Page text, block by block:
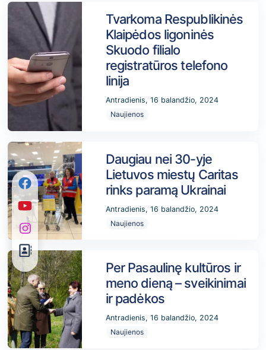
Tvarkoma Respublikinės
Klaipėdos ligoninės
Skuodo filialo
registratūros telefono
linija
Antradienis, 16 balandžio, 2024
Naujienos
Daugiau nei 30-yje
Lietuvos miestų Caritas
rinks paramą Ukrainai
Antradienis, 16 balandžio, 2024
Naujienos
Per Pasaulinę kultūros ir
meno dieną – sveikinimai
ir padėkos
Antradienis, 16 balandžio, 2024
Naujienos